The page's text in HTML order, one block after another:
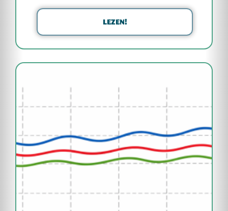
LEZEN!